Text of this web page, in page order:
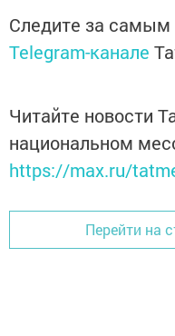
Следите за
Telegram-канале
Читайте новости
национальном
https://max.ru/
Перейти на